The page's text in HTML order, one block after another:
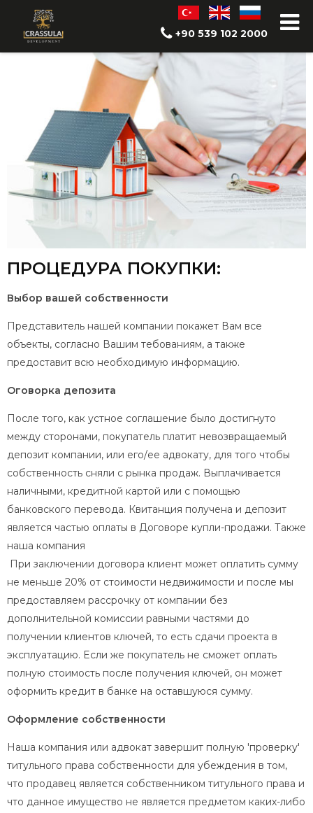
+90 539 102 2000
Руководство покупателя
ПРОЦЕДУРА ПОКУПКИ:
Выбор вашей собственности
Представитель нашей компании покажет Вам все
объекты, согласно Вашим тебованиям, а также
предоставит всю необходимую информацию.
Оговоркa депозитa
После того, как устное соглашение было достигнуто
между сторонами, покупатель платит невозвращаемый
депозит компании, или его/ее адвокату, для того чтобы
собственность сняли с рынка продаж. Выплачивается
наличными, кредитной картой или с помощью
банковского перевода. Квитанция получена и депозит
является частью оплаты в Договоре купли-продажи. Также
наша компания
При заключении договора клиент может оплатить сумму
не меньше 20% от стоимости недвижимости и после мы
предоставляем рассрочку от компании без
дополнительной комиссии равными частями до
получении клиентов ключей, то есть сдачи проекта в
эксплуатацию. Eсли же покупатель не сможет оплать
полную стоимость после получения ключей, он может
оформить кредит в банке на оставшуюся сумму.
Оформление собственности
Наша компания или адвокат завершит полную 'проверку'
титульного права собственности для убеждения в том,
что продавец является собственником титульного права и
что данное имущество не является предметом каких-либо